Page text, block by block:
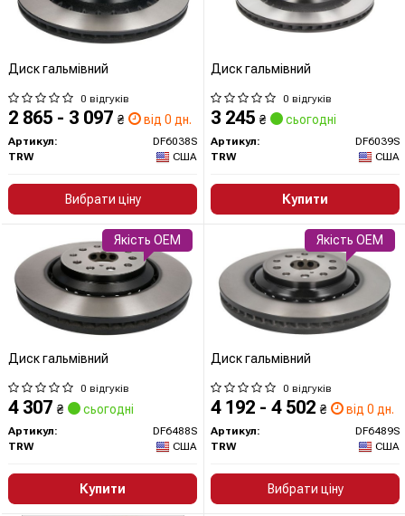
Диск гальмівний
0 відгуків
2 865 - 3 097 ₴ від 0 дн.
Артикул:
DF6038S
TRW
США
Вибрати ціну
Диск гальмівний
0 відгуків
3 245 ₴ сьогодні
Артикул:
DF6039S
TRW
США
Купити
Диск гальмівний
0 відгуків
4 307 ₴ сьогодні
Артикул:
DF6488S
TRW
США
Купити
Якість OEM
Диск гальмівний
0 відгуків
4 192 - 4 502 ₴ від 0 дн.
Артикул:
DF6489S
TRW
США
Вибрати ціну
Якість OEM